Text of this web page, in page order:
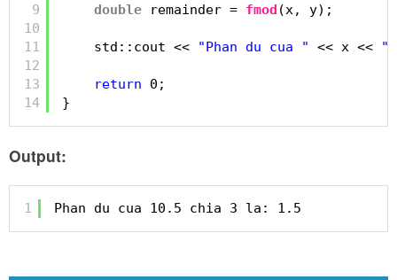
9
10
11
12
13
14
double
remainder = fmod (x, y);
std::cout << "Phan du cua " << x << "
return
0;
}
Output:
1 Phan du cua 10.5 chia 3 la: 1.5